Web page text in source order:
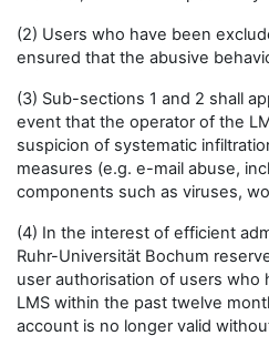
(2) Users who have been
ensured that the abusive
(3) Sub-sections 1 and 2 shall
event that the operator of the
suspicion of systematic
measures (e.g. e-mail abuse,
components such as viruses,
(4) In the interest of efficient
Ruhr-Universität Bochum
user authorisation of users who
LMS within the past twelve
account is no longer valid